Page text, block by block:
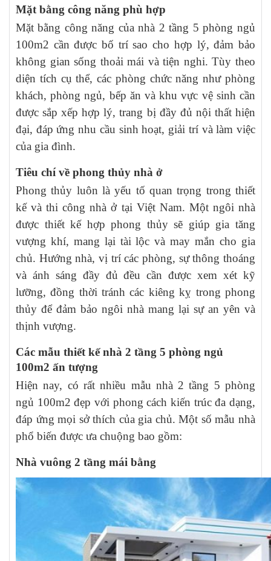
Mặt bằng công năng phù hợp
Mặt bằng công năng của nhà 2 tầng 5 phòng ngủ
100m2 cần được bố trí sao cho hợp lý, đảm bảo
không gian sống thoải mái và tiện nghi. Tùy theo
diện tích cụ thể, các phòng chức năng như phòng
khách, phòng ngủ, bếp ăn và khu vực vệ sinh cần
được sắp xếp hợp lý, trang bị đầy đủ nội thất hiện
đại, đáp ứng nhu cầu sinh hoạt, giải trí và làm việc
của gia đình.
Tiêu chí về phong thủy nhà ở
Phong thủy luôn là yếu tố quan trọng trong thiết
kế và thi công nhà ở tại Việt Nam. Một ngôi nhà
được thiết kế hợp phong thủy sẽ giúp gia tăng
vượng khí, mang lại tài lộc và may mắn cho gia
chủ. Hướng nhà, vị trí các phòng, sự thông thoáng
và ánh sáng đầy đủ đều cần được xem xét kỹ
lưỡng, đồng thời tránh các kiêng kỵ trong phong
thủy để đảm bảo ngôi nhà mang lại sự an yên và
thịnh vượng.
Các mẫu thiết kế nhà 2 tầng 5 phòng ngủ
100m2 ấn tượng
Hiện nay, có rất nhiều mẫu nhà 2 tầng 5 phòng
ngủ 100m2 đẹp với phong cách kiến trúc đa dạng,
đáp ứng mọi sở thích của gia chủ. Một số mẫu nhà
phổ biến được ưa chuộng bao gồm:
Nhà vuông 2 tầng mái bằng